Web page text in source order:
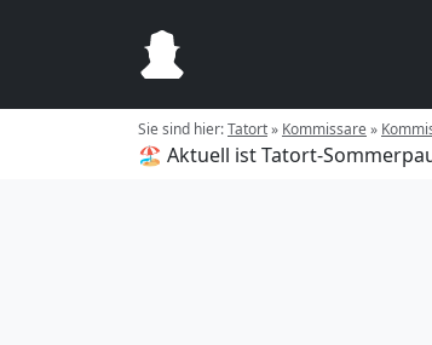
Sie sind hier:Tatort» Kommissare»
🏖️ Aktuell ist Tatort-